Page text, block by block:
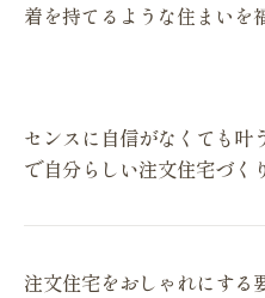
着を持てるような住まいを
センスに自信がなくても叶
で自分らしい注文住宅づく
注文住宅をおしゃれにする